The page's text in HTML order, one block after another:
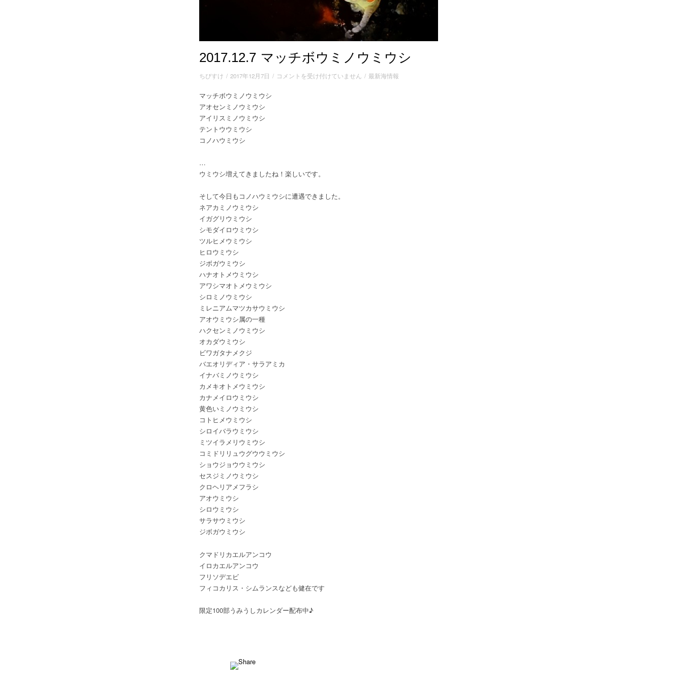
2017.12.7 マッチボウミノウミウシ
ちびすけ / 2017年12月7日 / 2017.12.7
ウ
は
コメントを受け付けていません / 最新海情報
マッチボウミノウミウシ
アオセンミノウミウシ
アイリスミノウミウシ
テントウウミウシ
コノハウミウシ
…
ウミウシ増えてきましたね！楽しいです。
そして今日もコノハウミウシに遭遇できました。
ネアカミノウミウシ
イガグリウミウシ
シモダイロウミウシ
ツルヒメウミウシ
ヒロウミウシ
ジボガウミウシ
ハナオトメウミウシ
アワシマオトメウミウシ
シロミノウミウシ
ミレニアムマツカサウミウシ
アオウミウシ属の一種
ハクセンミノウミウシ
オカダウミウシ
ビワガタナメクジ
バエオリディア・サラアミカ
イナバミノウミウシ
カメキオトメウミウシ
カナメイロウミウシ
黄色いミノウミウシ
コトヒメウミウシ
シロイバラウミウシ
ミツイラメリウミウシ
コミドリリュウグウウミウシ
ショウジョウウミウシ
セスジミノウミウシ
クロヘリアメフラシ
アオウミウシ
シロウミウシ
サラサウミウシ
ジボガウミウシ
クマドリカエルアンコウ
イロカエルアンコウ
フリソデエビ
フィコカリス・シムランスなども健在です
限定100部うみうしカレンダー配布中♪